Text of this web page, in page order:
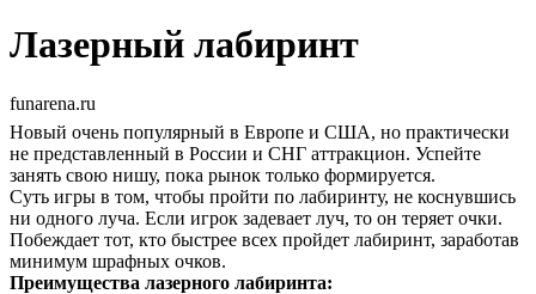
Лазерный лабиринт
funarena.ru
Новый очень популярный в Европе и США, но практически
не представленный в России и СНГ аттракцион. Успейте
занять свою нишу, пока рынок только формируется.
Суть игры в том, чтобы пройти по лабиринту, не коснувшись
ни одного луча. Если игрок задевает луч, то он теряет очки.
Побеждает тот, кто быстрее всех пройдет лабиринт, заработав
минимум шрафных очков.
Преимущества лазерного лабиринта: